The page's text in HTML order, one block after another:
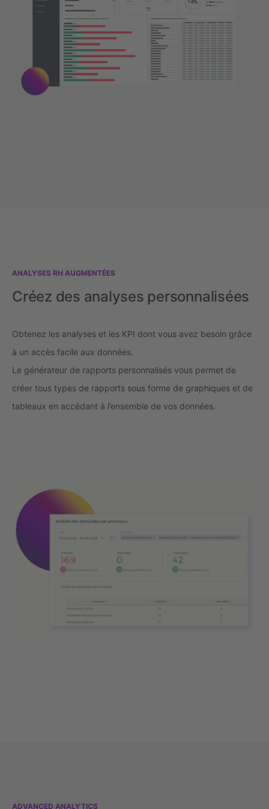
ANALYSES RH AUGMENTÉES
Créez des analyses personnalisées
Obtenez les analyses et les KPI dont vous avez besoin grâce
à un accès facile aux données.
Le générateur de rapports personnalisés vous permet de
créer tous types de rapports sous forme de graphiques et de
tableaux en accédant à l’ensemble de vos données.
ADVANCED ANALYTICS